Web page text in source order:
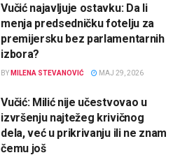
Vučić najavljuje ostavku: Da li
menja predsedničku fotelju za
premijersku bez parlamentarnih
izbora?
BY MILENA STEVANOVIĆ MAJ 29, 2026
Vučić: Milić nije učestvovao u
izvršenju najtežeg krivičnog
dela, već u prikrivanju ili ne znam
čemu još